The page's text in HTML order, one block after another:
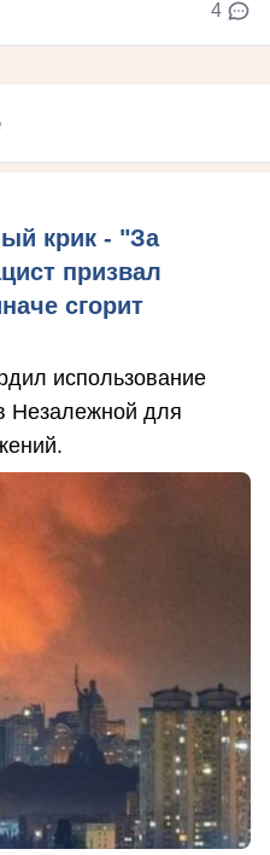
4
крик - "За
призвал
сгорит
использование
Незалежной для